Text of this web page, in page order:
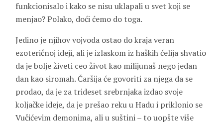
funkcionisalo i kako se nisu uklapali u svet koji se
menjao? Polako, doći ćemo do toga.
Jedino je njihov vojvoda ostao do kraja veran
ezoteričnoj ideji, ali je izlaskom iz haških ćelija shvatio
da je bolje živeti ceo život kao milijunaš nego jedan
dan kao siromah. Čaršija će govoriti za njega da se
prodao, da je za trideset srebrnjaka izdao svoje
koljačke ideje, da je prešao reku u Hadu i priklonio se
Vučićevim demonima, ali u suštini – to uopšte više